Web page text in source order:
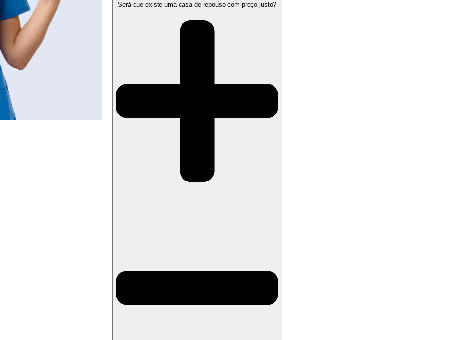
Será que existe uma casa de repouso com preço justo?